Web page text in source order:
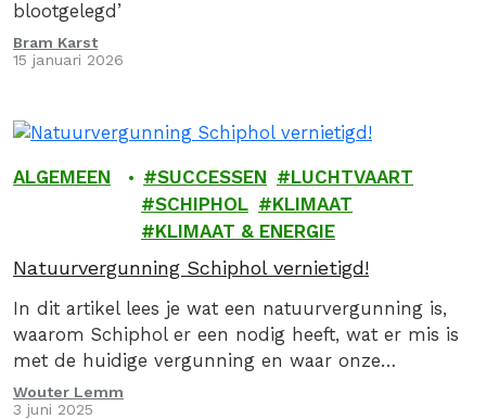
blootgelegd’
Bram Karst
15 januari 2026
ALGEMEEN SUCCESSEN
LUCHTVAART
SCHIPHOL
KLIMAAT
KLIMAAT & ENERGIE
Natuurvergunning Schiphol vernietigd!
In dit artikel lees je wat een natuurvergunning is,
waarom Schiphol er een nodig heeft, wat er mis is
met de huidige vergunning en waar onze
rechtszaak over gaat.
Wouter Lemm
3 juni 2025